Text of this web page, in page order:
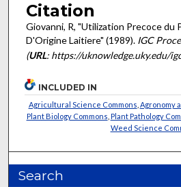
Citation
Giovanni, R, "Utilization Precoce du
D'Origine Laitiere" (1989). IGC
(URL: https://uknowledge.uky.edu/
INCLUDED IN
Agricultural Science Commons Agronomy
Plant Biology Commons Plant Pathology
Weed Science
Search